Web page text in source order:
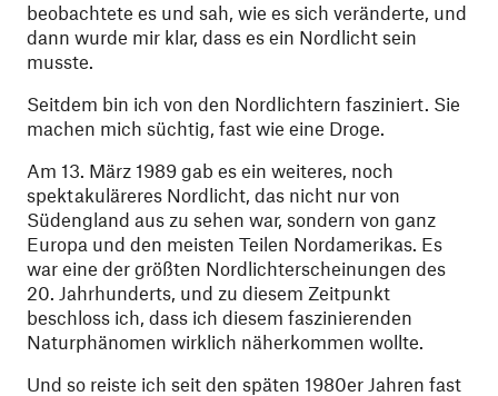
beobachtete es und sah, wie es sich veränderte, und
dann wurde mir klar, dass es ein Nordlicht sein
musste.
Seitdem bin ich von den Nordlichtern fasziniert. Sie
machen mich süchtig, fast wie eine Droge.
Am 13. März 1989 gab es ein weiteres, noch
spektakuläreres Nordlicht, das nicht nur von
Südengland aus zu sehen war, sondern von ganz
Europa und den meisten Teilen Nordamerikas. Es
war eine der größten Nordlichterscheinungen des
20. Jahrhunderts, und zu diesem Zeitpunkt
beschloss ich, dass ich diesem faszinierenden
Naturphänomen wirklich näherkommen wollte.
Und so reiste ich seit den späten 1980er Jahren fast